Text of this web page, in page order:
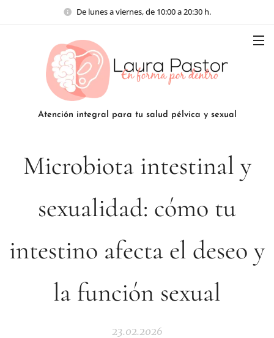
De lunes a viernes, de 10:00 a 20:30 h.
Atención integral para tu salud pélvica y sexual
Microbiota intestinal y
sexualidad: cómo tu
intestino afecta el deseo y
la función sexual
23.02.2026